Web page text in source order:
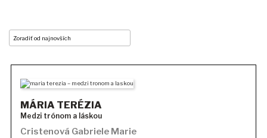
MÁRIA TERÉZIA
Medzi trónom a láskou
Cristenová Gabriele Marie